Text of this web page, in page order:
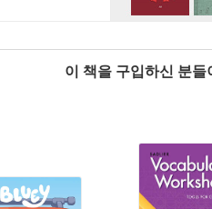
이 책을 구입하신 분